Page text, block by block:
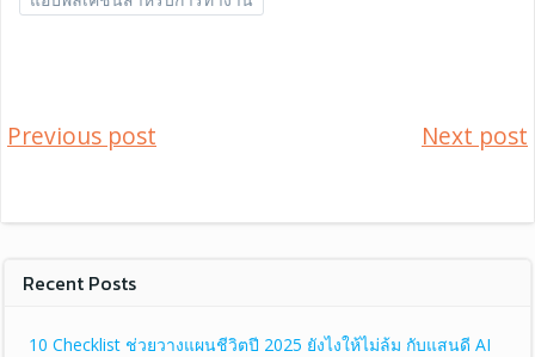
Post
navigation
Previous post PostNext post
Recent Posts
10 Checklist ช่วยวางแผนชีวิตปี 2025 ยังไงให้ไม่ล้ม กับแสนดี AI